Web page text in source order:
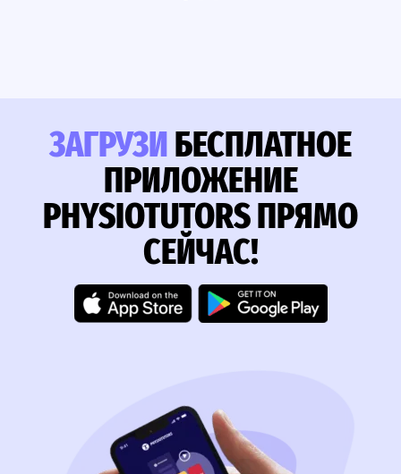
ЗАГРУЗИБЕСПЛАТНОЕ
ПРИЛОЖЕНИЕ
PHYSIOTUTORS ПРЯМО
СЕЙЧАС!